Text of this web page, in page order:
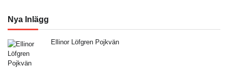
Nya Inlägg
Ellinor Löfgren Pojkvän